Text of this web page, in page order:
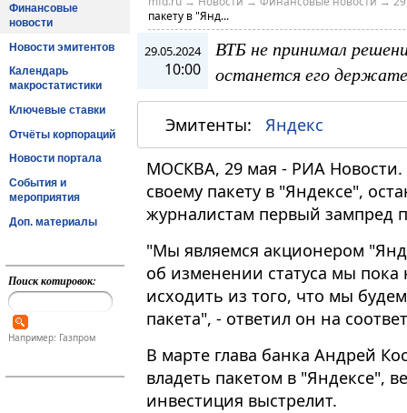
Финансовые
новости
Новости эмитентов
Календарь
макростатистики
Ключевые ставки
Отчёты корпораций
Новости портала
События и
мероприятия
Доп. материалы
Поиск котировок:
Например: Газпром
пакету в "Янд...
29.05.2024
10:00
ВТБ не принимал
останется его
Эмитенты: Яндекс
МОСКВА, 29 мая - РИА
своему пакету в "Яндексе",
журналистам первый зампред
"Мы являемся акционером
об изменении статуса мы
исходить из того, что мы
пакета", - ответил он на
В марте глава банка Андрей
владеть пакетом в "Яндексе",
инвестиция выстрелит.